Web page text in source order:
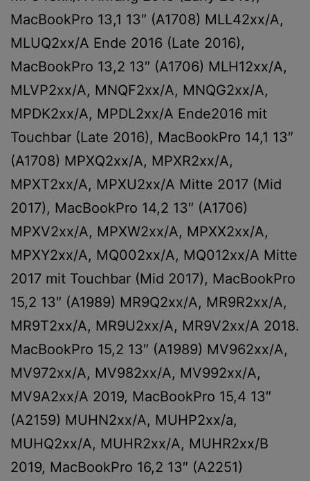
MacBookPro 13,1 13″ (A1708) MLL42xx/A,
MLUQ2xx/A Ende 2016 (Late 2016),
MacBookPro 13,2 13″ (A1706) MLH12xx/A,
MLVP2xx/A, MNQF2xx/A, MNQG2xx/A,
MPDK2xx/A, MPDL2xx/A Ende2016 mit
Touchbar (Late 2016), MacBookPro 14,1 13″
(A1708) MPXQ2xx/A, MPXR2xx/A,
MPXT2xx/A, MPXU2xx/A Mitte 2017 (Mid
2017), MacBookPro 14,2 13″ (A1706)
MPXV2xx/A, MPXW2xx/A, MPXX2xx/A,
MPXY2xx/A, MQ002xx/A, MQ012xx/A Mitte
2017 mit Touchbar (Mid 2017), MacBookPro
15,2 13″ (A1989) MR9Q2xx/A, MR9R2xx/A,
MR9T2xx/A, MR9U2xx/A, MR9V2xx/A 2018.
MacBookPro 15,2 13″ (A1989) MV962xx/A,
MV972xx/A, MV982xx/A, MV992xx/A,
MV9A2xx/A 2019, MacBookPro 15,4 13″
(A2159) MUHN2xx/A, MUHP2xx/a,
MUHQ2xx/A, MUHR2xx/A, MUHR2xx/B
2019, MacBookPro 16,2 13″ (A2251)